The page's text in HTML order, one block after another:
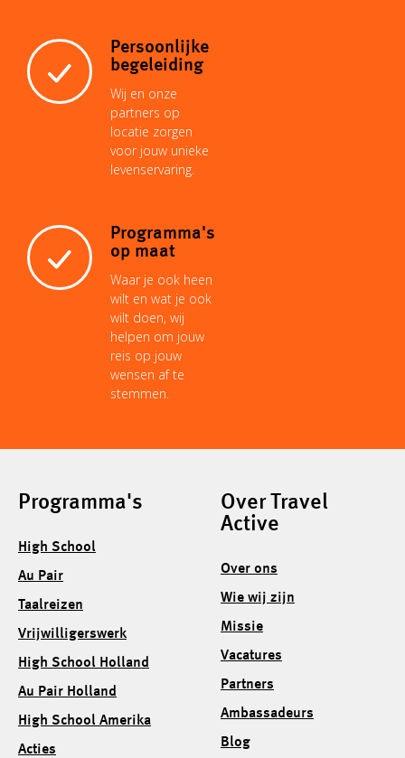
Persoonlijke
begeleiding
Wij en onze
partners op
locatie zorgen
voor jouw unieke
levenservaring.
Programma's
op maat
Waar je ook heen
wilt en wat je ook
wilt doen, wij
helpen om jouw
reis op jouw
wensen af te
stemmen.
Programma's
High School
Au Pair
Taalreizen
Vrijwilligerswerk
High School Holland
Au Pair Holland
High School Amerika
Acties
Over Travel
Active
Over ons
Wie wij zijn
Missie
Vacatures
Partners
Ambassadeurs
Blog